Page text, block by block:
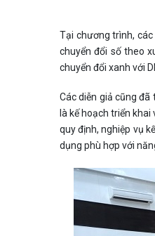
Tại chương trình,
chuyển đổi số theo
chuyển đổi xanh với
Các diễn giả cũng
là kế hoạch triển
quy định, nghiệp vụ
dụng phù hợp với